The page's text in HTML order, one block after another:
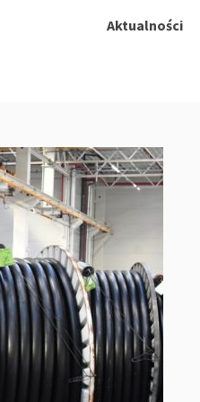
Aktualności